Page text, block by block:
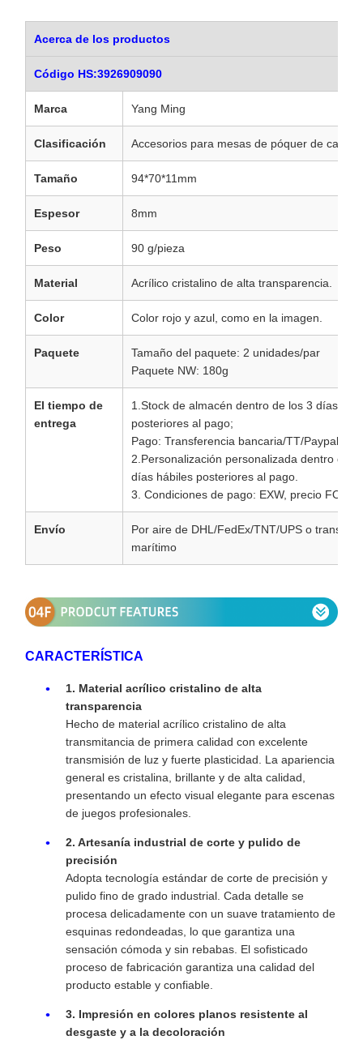
Acerca de los productos
Código HS:3926909090
Marca Yang Ming
Clasificación Accesorios para mesas de póquer de casino
Tamaño 94*70*11mm
Espesor 8mm
Peso 90 g/pieza
Material Acrílico cristalino de alta transparencia.
Color Color rojo y azul, como en la imagen.
Paquete
Tamaño del paquete: 2 unidades/par
Paquete NW: 180g
El tiempo de
entrega
1.Stock de almacén dentro de los 3 días
posteriores al pago;
Pago: Transferencia bancaria/TT/Paypal
2.Personalización personalizada dentro de
días hábiles posteriores al pago.
3. Condiciones de pago: EXW, precio FOB
Envío
Por aire de DHL/FedEx/TNT/UPS o
marítimo
CARACTERÍSTICA
1. Material acrílico cristalino de alta
transparencia
Hecho de material acrílico cristalino de alta
transmitancia de primera calidad con excelente
transmisión de luz y fuerte plasticidad. La apariencia
general es cristalina, brillante y de alta calidad,
presentando un efecto visual elegante para escenas
de juegos profesionales.
2. Artesanía industrial de corte y pulido de
precisión
Adopta tecnología estándar de corte de precisión y
pulido fino de grado industrial. Cada detalle se
procesa delicadamente con un suave tratamiento de
esquinas redondeadas, lo que garantiza una
sensación cómoda y sin rebabas. El sofisticado
proceso de fabricación garantiza una calidad del
producto estable y confiable.
3. Impresión en colores planos resistente al
desgaste y a la decoloración